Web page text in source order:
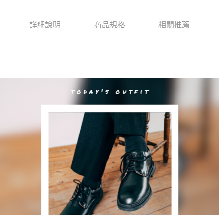
恩沛科技股份有限公司將有權停止該用戶之使用額度並採取法律行動。
美國/加拿大/澳大利亞/日本/韓國/香港/澳門/新加坡/印尼/泰查看運費
詳細說明 商品規格 相關推薦